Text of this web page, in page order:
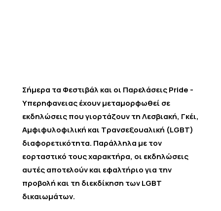
Σήμερα τα Φεστιβάλ και οι Παρελάσεις Pride -
Υπερηφανειας έχουν μεταμορφωθεί σε
εκδηλώσεις που γιορτάζουν τη Λεσβιακή, Γκέι,
Αμφιφυλοφιλική και Τρανσεξουαλική (LGBT)
διαφορετικότητα. Παράλληλα με τον
εορταστικό τους χαρακτήρα, οι εκδηλώσεις
αυτές αποτελούν και εφαλτήριο για την
προβολή και τη διεκδίκηση των LGBT
δικαιωμάτων.